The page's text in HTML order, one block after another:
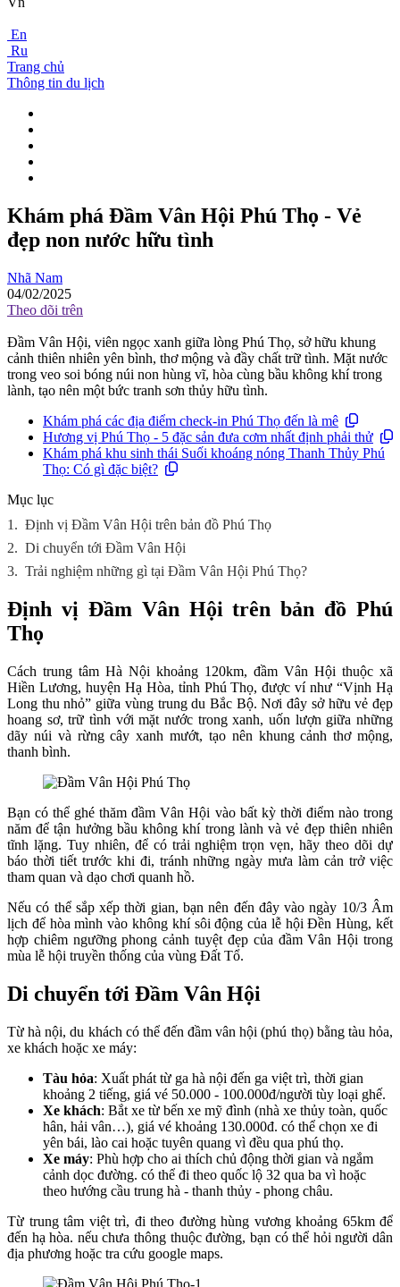
En
Ru
Trang chủ
Thông tin du lịch
Khám phá Đầm Vân Hội Phú Thọ - Vẻ
đẹp non nước hữu tình
Nhã Nam
04/02/2025
Theo dõi trên
Đầm Vân Hội, viên ngọc xanh giữa lòng Phú Thọ, sở hữu khung
cảnh thiên nhiên yên bình, thơ mộng và đầy chất trữ tình. Mặt nước
trong veo soi bóng núi non hùng vĩ, hòa cùng bầu không khí trong
lành, tạo nên một bức tranh sơn thủy hữu tình.
Khám phá các địa điểm check-in Phú Thọ đến là mê
Hương vị Phú Thọ - 5 đặc sản đưa cơm nhất định phải thử
Khám phá khu sinh thái Suối khoáng nóng Thanh Thủy Phú
Thọ: Có gì đặc biệt?
Mục lục
1. Định vị Đầm Vân Hội trên bản đồ Phú Thọ
2. Di chuyển tới Đầm Vân Hội
3. Trải nghiệm những gì tại Đầm Vân Hội Phú Thọ?
Định vị Đầm Vân Hội trên bản đồ Phú
Thọ
Cách trung tâm Hà Nội khoảng 120km, đầm Vân Hội thuộc xã
Hiền Lương, huyện Hạ Hòa, tỉnh Phú Thọ, được ví như “Vịnh Hạ
Long thu nhỏ” giữa vùng trung du Bắc Bộ. Nơi đây sở hữu vẻ đẹp
hoang sơ, trữ tình với mặt nước trong xanh, uốn lượn giữa những
dãy núi và rừng cây xanh mướt, tạo nên khung cảnh thơ mộng,
thanh bình.
Bạn có thể ghé thăm đầm Vân Hội vào bất kỳ thời điểm nào trong
năm để tận hưởng bầu không khí trong lành và vẻ đẹp thiên nhiên
tĩnh lặng. Tuy nhiên, để có trải nghiệm trọn vẹn, hãy theo dõi dự
báo thời tiết trước khi đi, tránh những ngày mưa làm cản trở việc
tham quan và dạo chơi quanh hồ.
Nếu có thể sắp xếp thời gian, bạn nên đến đây vào ngày 10/3 Âm
lịch để hòa mình vào không khí sôi động của lễ hội Đền Hùng, kết
hợp chiêm ngưỡng phong cảnh tuyệt đẹp của đầm Vân Hội trong
mùa lễ hội truyền thống của vùng Đất Tổ.
Di chuyển tới Đầm Vân Hội
Từ hà nội, du khách có thể đến đầm vân hội (phú thọ) bằng tàu hỏa,
xe khách hoặc xe máy:
Tàu hỏa: Xuất phát từ ga hà nội đến ga việt trì, thời gian
khoảng 2 tiếng, giá vé 50.000 - 100.000đ/người tùy loại ghế.
Xe khách: Bắt xe từ bến xe mỹ đình (nhà xe thủy toàn, quốc
hân, hải vân…), giá vé khoảng 130.000đ. có thể chọn xe đi
yên bái, lào cai hoặc tuyên quang vì đều qua phú thọ.
Xe máy: Phù hợp cho ai thích chủ động thời gian và ngắm
cảnh dọc đường. có thể đi theo quốc lộ 32 qua ba vì hoặc
theo hướng cầu trung hà - thanh thủy - phong châu.
Từ trung tâm việt trì, đi theo đường hùng vương khoảng 65km để
đến hạ hòa. nếu chưa thông thuộc đường, bạn có thể hỏi người dân
địa phương hoặc tra cứu google maps.